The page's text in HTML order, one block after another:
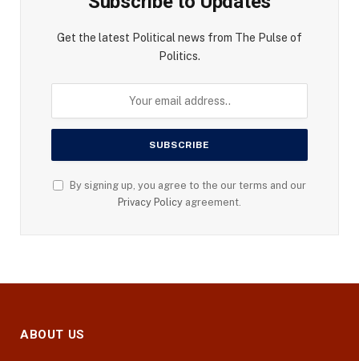
Get the latest Political news from The Pulse of
Politics.
By signing up, you agree to the our terms and our
Privacy Policy agreement.
ABOUT US